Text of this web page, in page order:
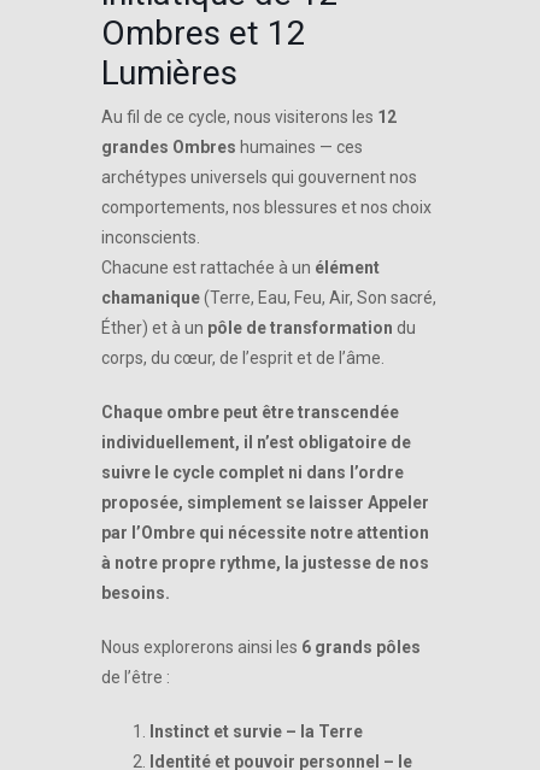
Ombres et 12
Lumières
Au fil de ce cycle, nous visiterons les 12
grandes Ombres humaines — ces
archétypes universels qui gouvernent nos
comportements, nos blessures et nos choix
inconscients.
Chacune est rattachée à un élément
chamanique(Terre, Eau, Feu, Air, Son sacré,
Éther) et à un pôle de transformation du
corps, du cœur, de l’esprit et de l’âme.
Chaque ombre peut être transcendée
individuellement, il n’est obligatoire de
suivre le cycle complet ni dans l’ordre
proposée, simplement se laisser Appeler
par l’Ombre qui nécessite notre attention
à notre propre rythme, la justesse de nos
besoins.
Nous explorerons ainsi les 6 grands pôles
de l’être :
Instinct et survie – la Terre
Identité et pouvoir personnel – le